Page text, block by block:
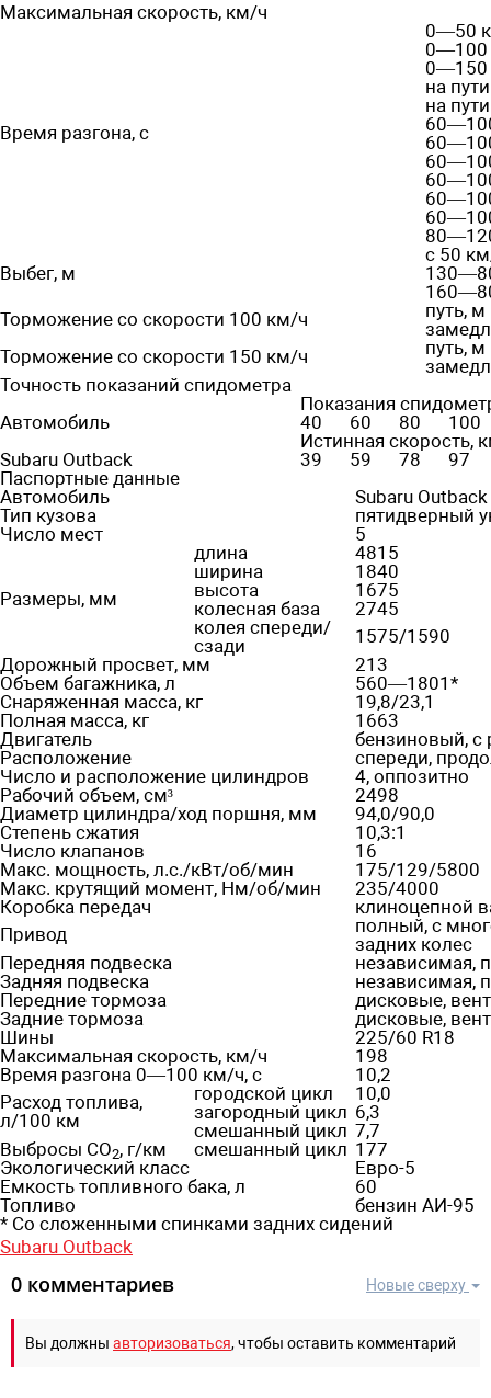
Максимальная скорость, км/ч
Время разгона, с
0—50
0—100
0—150
на
на
Выбег, м
c 50
Торможение со скорости 100 км/ч
путь, м
Торможение со скорости 150 км/ч
путь, м
Точность показаний спидометра
Автомобиль
Показания
40
60 80
100
Истинная скорость,
Subaru Outback
39 59 78
97
Паспортные данные
Автомобиль
Subaru Outback
Тип кузова
пятидверный
Число мест
5
Размеры, мм
длина
4815
ширина
1840
высота
1675
колесная база
2745
колея спереди/
сзади
1575/1590
Дорожный просвет, мм
213
Объем багажника, л
560—1801*
Снаряженная масса, кг
19,8/23,1
Полная масса, кг
1663
Двигатель
бензиновый,
Расположение
спереди,
Число и расположение цилиндров
4, оппозитно
Рабочий объем, см³
2498
Диаметр цилиндра/ход поршня, мм
94,0/90,0
Степень сжатия
10,3:1
Число клапанов
16
Макс. мощность, л.с./кВт/об/мин
175/129/5800
Макс. крутящий момент, Нм/об/мин
235/4000
Коробка передач
клиноцепной
Привод
полный, с
задних колес
Передняя подвеска
независимая,
Задняя подвеска
независимая,
Передние тормоза
дисковые,
Задние тормоза
дисковые,
Шины
225/60 R18
Максимальная скорость, км/ч
198
Время разгона 0—100 км/ч, с
10,2
Расход топлива,
л/100 км
городской цикл
10,0
загородный цикл 6,3
смешанный цикл 7,7
Выбросы CO2, г/км смешанный цикл 177
Экологический класс
Евро-5
Емкость топливного бака, л
60
Топливо
бензин АИ-95
* Со сложенными спинками задних сидений
Subaru Outback
Новые сверху
0 комментариев
Вы должны авторизоваться, чтобы оставить комментарий